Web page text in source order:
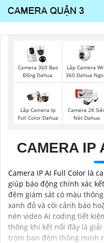
Camera 360 Bao
Động Dahua
Lắp Camera
360 Dahua
Lắp Camera Ip
Full Color Dahua
Camera 2K Siêu
Nét Dahua
CAMERA IP
Camera IP AI Full Color là
giúp báo động chính xác
đêm giám sát có màu
xanh đỏ và còi cảnh báo
nén video Ai coding tiết
thông khi kết nối đây là
trộm ban đêm thông minh